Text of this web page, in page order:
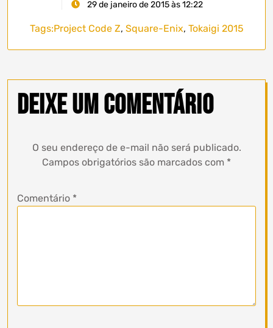
29 de janeiro de 2015 às 12:22
Tags:Project Code Z, Square-Enix, Tokaigi 2015
Deixe um comentário
O seu endereço de e-mail não será publicado.
Campos obrigatórios são marcados com *
Comentário *